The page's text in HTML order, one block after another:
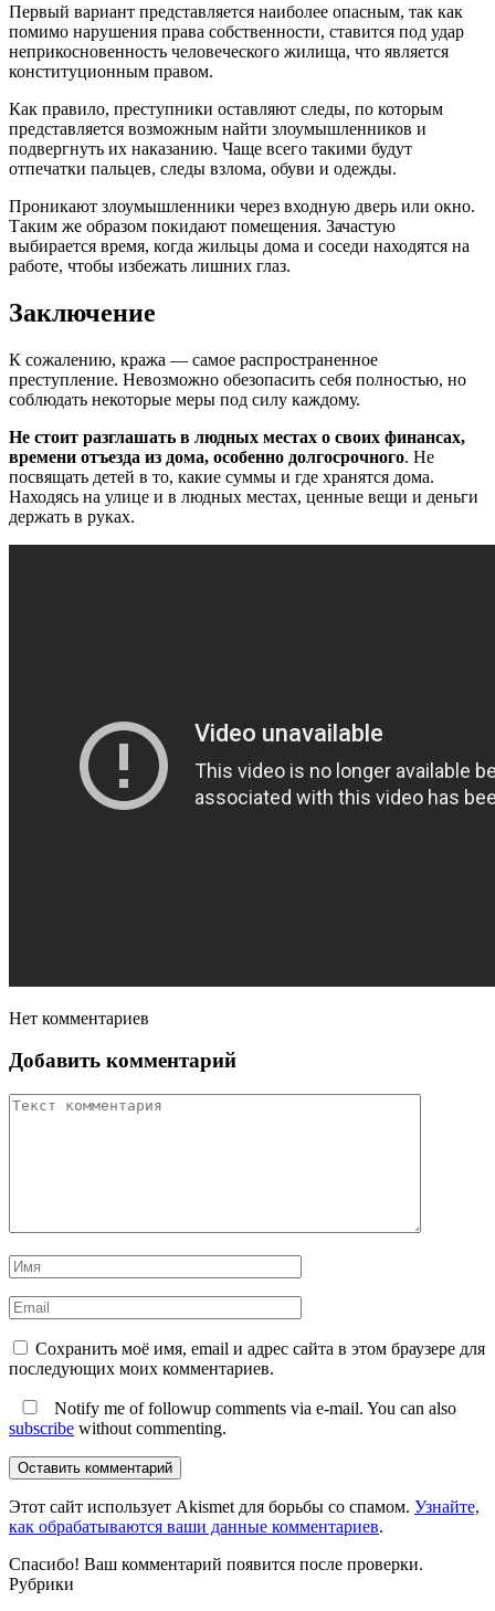
Первый вариант представляется наиболее опасным, так как
помимо нарушения права собственности, ставится под удар
неприкосновенность человеческого жилища, что является
конституционным правом.
Как правило, преступники оставляют следы, по которым
представляется возможным найти злоумышленников и
подвергнуть их наказанию. Чаще всего такими будут
отпечатки пальцев, следы взлома, обуви и одежды.
Проникают злоумышленники через входную дверь или окно.
Таким же образом покидают помещения. Зачастую
выбирается время, когда жильцы дома и соседи находятся на
работе, чтобы избежать лишних глаз.
Заключение
К сожалению, кража — самое распространенное
преступление. Невозможно обезопасить себя полностью, но
соблюдать некоторые меры под силу каждому.
Не стоит разглашать в людных местах о своих финансах,
времени отъезда из дома, особенно долгосрочного. Не
посвящать детей в то, какие суммы и где хранятся дома.
Находясь на улице и в людных местах, ценные вещи и деньги
держать в руках.
Нет комментариев
Добавить комментарий
Сохранить моё имя, email и адрес сайта в этом браузере для
последующих моих комментариев.
Notify me of followup comments via e-mail. You can also
subscribe without commenting.
Оставить комментарий
Этот сайт использует Akismet для борьбы со спамом. Узнайте,
как обрабатываются ваши данные комментариев.
Спасибо! Ваш комментарий появится после проверки.
Рубрики